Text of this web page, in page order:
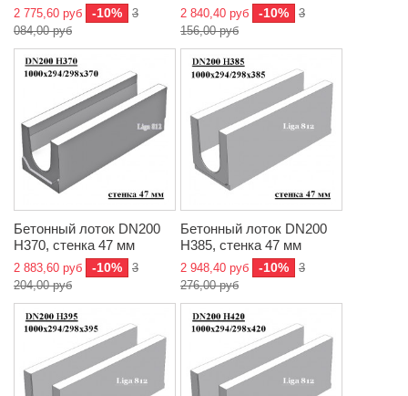
2 775,60 руб -10%
3
084,00 руб
2 840,40 руб -10%
3
156,00 руб
Бетонный лоток DN200
H370, стенка 47 мм
2 883,60 руб -10%
3
204,00 руб
Бетонный лоток DN200
H385, стенка 47 мм
2 948,40 руб -10%
3
276,00 руб